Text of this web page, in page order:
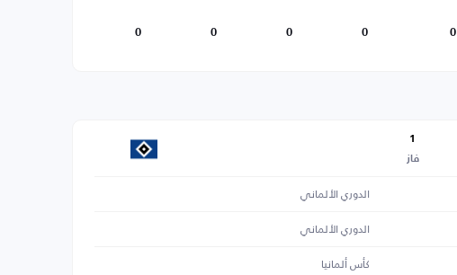
0
0
0
0
0
1
فاز
الدوري الألماني
الدوري الألماني
كأس ألمانيا